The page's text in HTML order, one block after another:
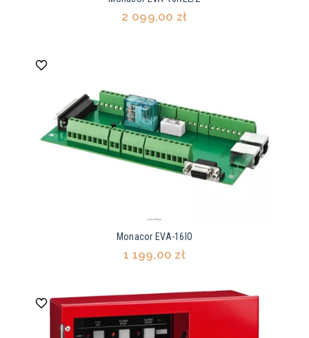
2 099,00 zł
Monacor EVA-16IO
1 199,00 zł